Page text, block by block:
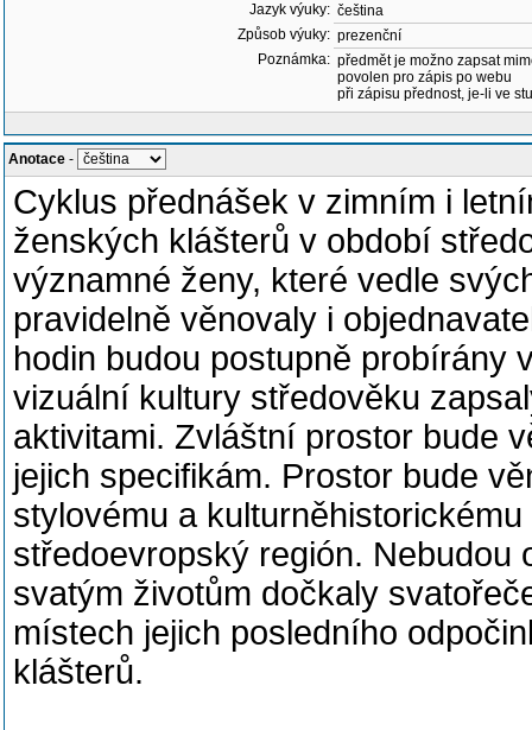
Jazyk výuky: čeština
Způsob výuky: prezenční
Poznámka: předmět je možno zapsat
povolen pro zápis po webu
při zápisu přednost, je-li ve
Anotace -
Cyklus přednášek v zimním i
ženských klášterů v období
významné ženy, které vedle
pravidelně věnovaly i
hodin budou postupně probírány
vizuální kultury středověku
aktivitami. Zvláštní prostor bude
jejich specifikám. Prostor bude
stylovému a
středoevropský región. Nebudou
svatým životům dočkaly
místech jejich posledního
klášterů.